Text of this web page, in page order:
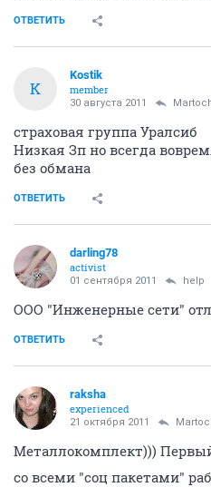
ОТВЕТИТЬ
K
Kostik
member
30 августа 2011
страховая группа Уралсиб
Низкая Зп но всегда
без обмана
ОТВЕТИТЬ
darling78
activist
01 сентября 2011 help
ООО "Инженерные сети"
ОТВЕТИТЬ
raksha
experienced
21 октября 2011
Металлокомплект)))
со всеми "соц пакетами"